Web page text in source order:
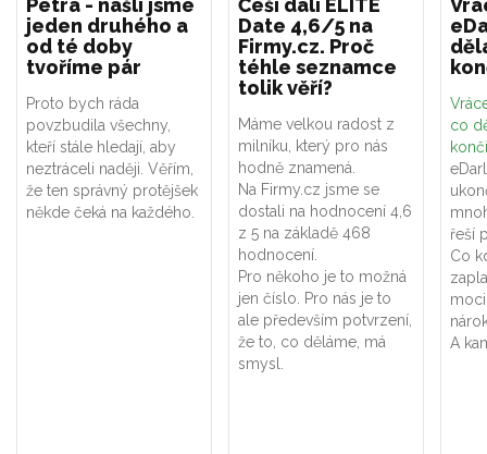
Petra - našli jsme
jeden druhého a
od té doby
tvoříme pár
Proto bych ráda
povzbudila všechny,
kteří stále hledají, aby
neztráceli naději. Věřím,
že ten správný protějšek
někde čeká na každého.
Češi dali ELITE
Date 4,6/5 na
Firmy.cz. Proč
téhle seznamce
tolik věří?
Máme velkou radost z
milníku, který pro nás
hodně znamená.
Na Firmy.cz jsme se
dostali na hodnocení 4,6
z 5 na základě 468
hodnocení.
Pro někoho je to možná
jen číslo. Pro nás je to
ale především potvrzení,
že to, co děláme, má
smysl.
co
řeší
Co
A